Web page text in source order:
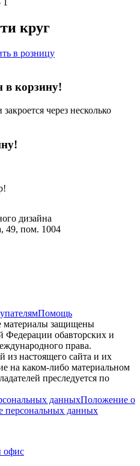
круг
в розницу
в корзину!
через несколько
дизайна
49, пом. 1004
Помощь
материалы защищены
Федерации обавторских и
права.
из настоящего сайта и их
на каком-либо материальном
преследуется по
данныхПоложение о
персональных данных
офис